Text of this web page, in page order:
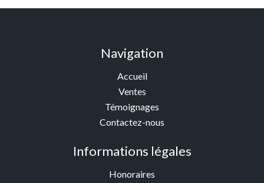
Navigation
Accueil
Ventes
Témoignages
Contactez-nous
Informations légales
Honoraires